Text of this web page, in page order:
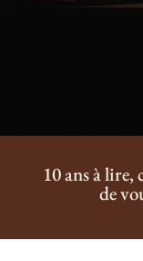
10 ans à
de